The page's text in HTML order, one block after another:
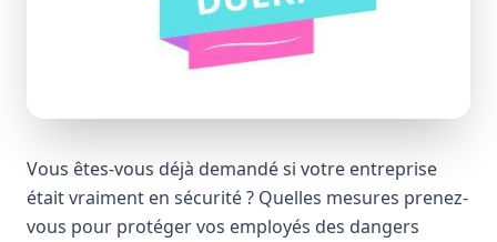
Vous êtes-vous déjà demandé si votre entreprise
était vraiment en sécurité ? Quelles mesures prenez-
vous pour protéger vos employés des dangers